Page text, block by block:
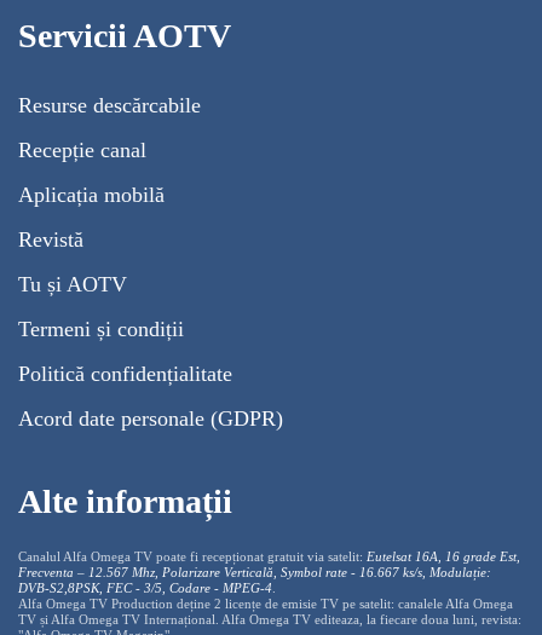
Servicii AOTV
Resurse descărcabile
Recepție canal
Aplicația mobilă
Revistă
Tu și AOTV
Termeni și condiții
Politică confidențialitate
Acord date personale (GDPR)
Alte informații
Canalul Alfa Omega TV poate fi recepționat gratuit via satelit: Eutelsat 16A, 16 grade Est,
Frecventa – 12.567 Mhz, Polarizare Verticală, Symbol rate - 16.667 ks/s, Modulație:
DVB-S2,8PSK, FEC - 3/5, Codare - MPEG-4
Alfa Omega TV Production deține 2 licențe de emisie TV pe satelit: canalele Alfa Omega
TV și Alfa Omega TV Internațional. Alfa Omega TV editeaza, la fiecare doua luni, revista: